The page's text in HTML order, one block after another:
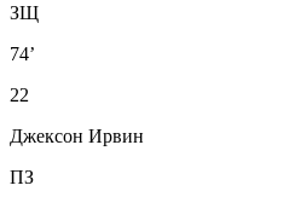
ЗЩ
74’
22
Джексон Ирвин
ПЗ